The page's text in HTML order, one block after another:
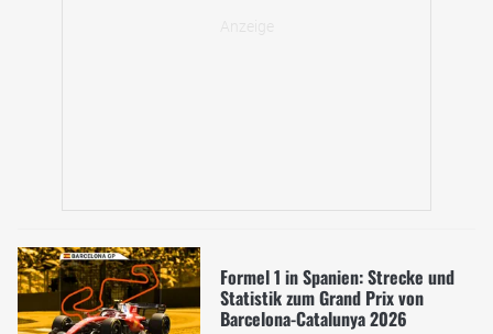
Formel 1 in Spanien: Strecke und
Statistik zum Grand Prix von
Barcelona-Catalunya 2026